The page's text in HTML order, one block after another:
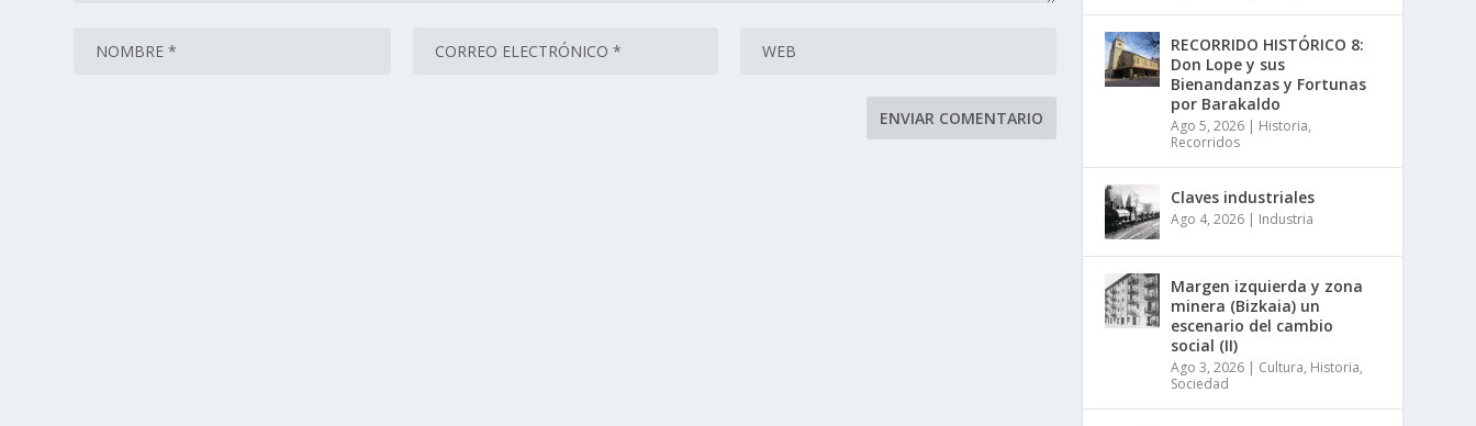
RECORRIDO HISTÓRICO 8:
Don Lope y sus
Bienandanzas y Fortunas
por Barakaldo
Ago 5, 2026 | Historia,
Recorridos
Claves industriales
Ago 4, 2026 | Industria
Margen izquierda y zona
minera (Bizkaia) un
escenario del cambio
social (II)
Ago 3, 2026 | Cultura, Historia,
Sociedad